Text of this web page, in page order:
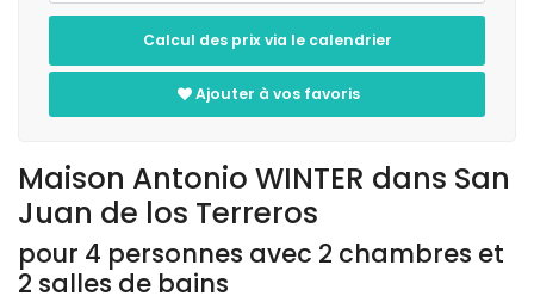
Maison Antonio WINTER dans San
Juan de los Terreros
pour 4 personnes avec 2 chambres et
2 salles de bains
Calcul des prix via le calendrier
Ajouter à vos favoris